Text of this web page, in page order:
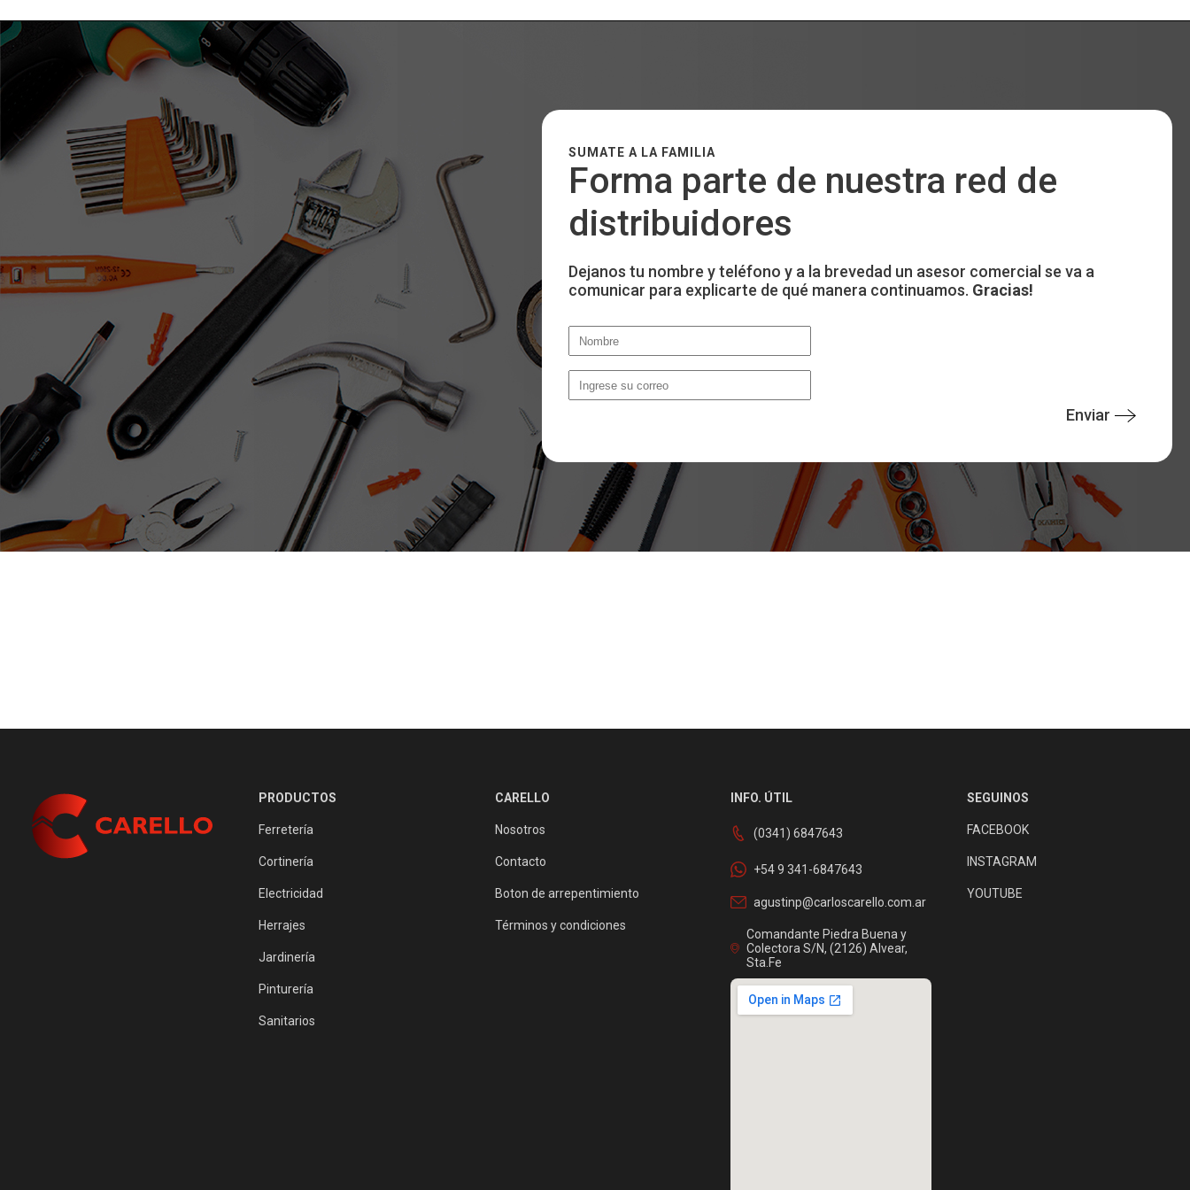
SUMATE A LA FAMILIA
Forma parte de nuestra red de
distribuidores
Dejanos tu nombre y teléfono y a la brevedad un asesor comercial se va a
comunicar para explicarte de qué manera continuamos. Gracias!
Enviar
PRODUCTOS
Ferretería
Cortinería
Electricidad
Herrajes
Jardinería
Pinturería
Sanitarios
CARELLO
Nosotros
Contacto
Boton de arrepentimiento
Términos y condiciones
INFO. ÚTIL
(0341) 6847643
+54 9 341-6847643
agustinp@carloscarello.com.ar
Comandante Piedra Buena y
Colectora S/N, (2126) Alvear,
Sta.Fe
SEGUINOS
FACEBOOK
INSTAGRAM
YOUTUBE